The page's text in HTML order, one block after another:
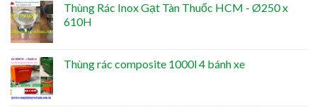
Thùng Rác Inox Gạt Tàn Thuốc HCM - Ø250 x
610H
Thùng rác composite 1000l 4 bánh xe